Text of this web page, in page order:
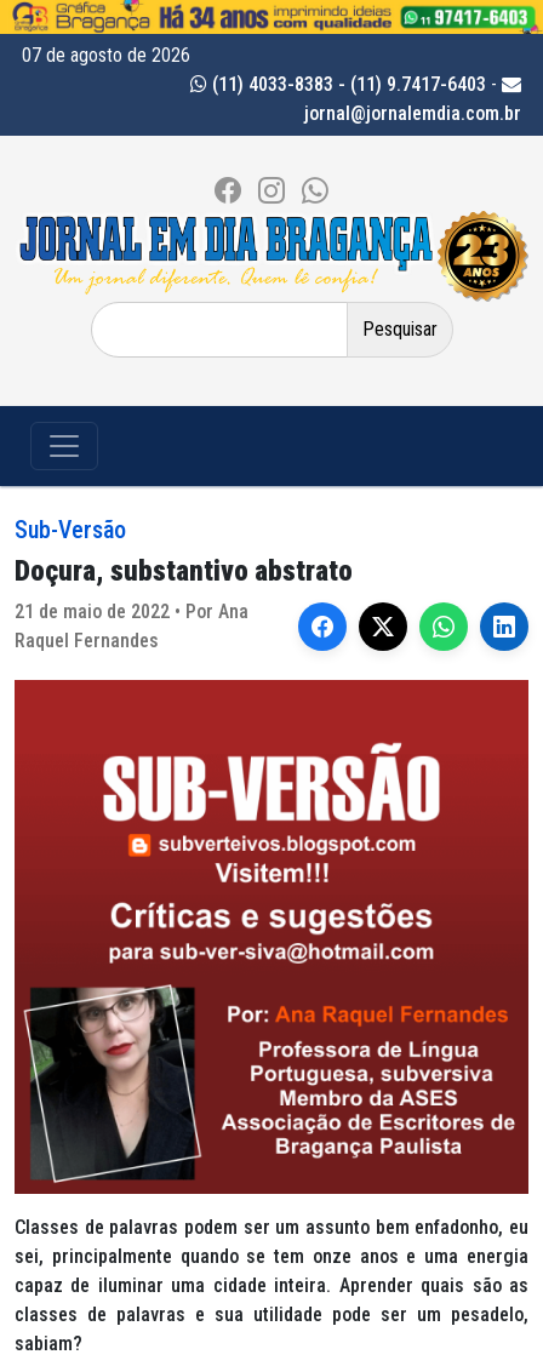
07 de agosto de 2026
(11) 4033-8383 - (11) 9.7417-6403 -
jornal@jornalemdia.com.br
Pesquisar
por:
Sub-Versão
Doçura, substantivo abstrato
21 de maio de 2022 • Por Ana
Raquel Fernandes
Classes de palavras podem ser um assunto bem enfadonho, eu
sei, principalmente quando se tem onze anos e uma energia
capaz de iluminar uma cidade inteira. Aprender quais são as
classes de palavras e sua utilidade pode ser um pesadelo,
sabiam?